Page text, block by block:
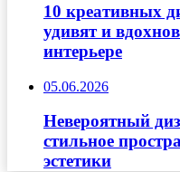
10 креативных
удивят и
интерьере
05.06.2026
Невероятный
стильное
эстетики